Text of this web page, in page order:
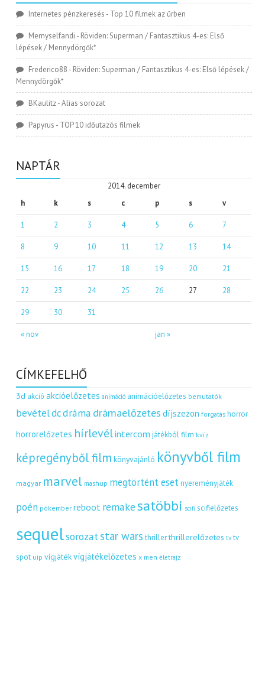
Internetes pénzkeresés - Top 10 filmek az űrben
Memyselfandi - Röviden: Superman / Fantasztikus 4-es: Első
lépések / Mennydörgők*
Frederico88 - Röviden: Superman / Fantasztikus 4-es: Első lépések /
Mennydörgők*
BKaulitz-Alias sorozat
Papyrus - TOP 10 időutazós filmek
NAPTÁR
2014. december
h
k s c p s v
« nov jan »
1 2 3 4 5 6 7
8 9 10 11 12 13 14
15 16 17 18 19 20 21
22 23 24 25 26 27 28
29 30 31
CÍMKEFELHŐ
3d akció akcióelőzetes animáció animációelőzetes bemutatók
bevételdcdráma drámaelőzetes díjszezon forgatás horror
horrorelőzetes hírlevélintercom játékból film kvíz
képregényből film könyvajánló könyvből film
magyar marvel mashup megtörtént eset nyereményjáték
poén pókember reboot remakesatöbbi scifi scifielőzetes
sequelsorozatstar wars thriller thrillerelőzetes tv tv
spot uip vígjátékvígjátékelőzetes x men életrajz